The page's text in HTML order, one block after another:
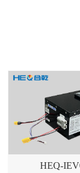
HEQ-